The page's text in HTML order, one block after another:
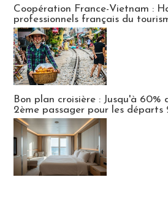
Coopération France-Vietnam :
professionnels français du
Bon plan croisière : Jusqu'à 60%
2ème passager pour les départs